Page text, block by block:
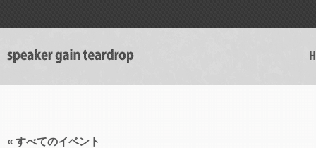
« すべてのイベント